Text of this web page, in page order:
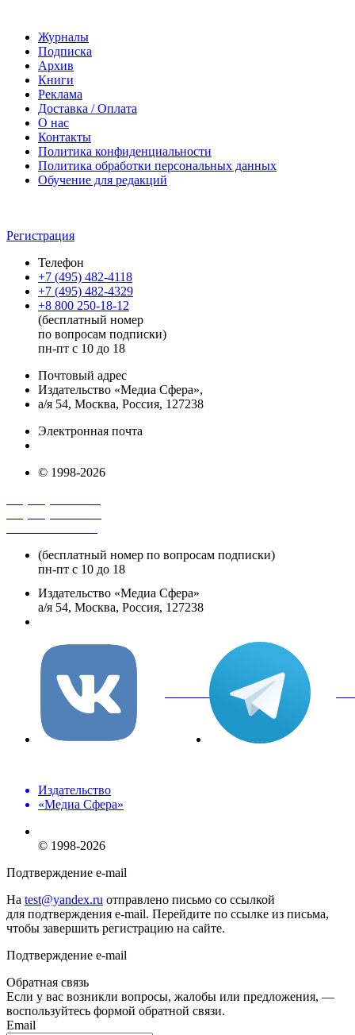
Журналы
Подписка
Архив
Книги
Реклама
Доставка / Оплата
О нас
Контакты
Политика конфиденциальности
Политика обработки персональных данных
Обучение для редакций
Регистрация
Телефон
+7 (495) 482-4118
+7 (495) 482-4329
+8 800 250-18-12
(бесплатный номер
по вопросам подписки)
пн-пт с 10 до 18
Почтовый адрес
Издательство «Медиа Сфера»,
а/я 54, Москва, Россия, 127238
Электронная почта
© 1998-2026
(бесплатный номер по вопросам подписки)
пн-пт с 10 до 18
Издательство «Медиа Сфера»
а/я 54, Москва, Россия, 127238
вКонтакте
Издательство
«Медиа Сфера»
© 1998-2026
Подтверждение e-mail
На test@yandex.ru отправлено письмо со ссылкой
для подтверждения e-mail. Перейдите по ссылке из письма,
чтобы завершить регистрацию на сайте.
Подтверждение e-mail
Обратная связь
Если у вас возникли вопросы, жалобы или предложения, —
воспользуйтесь формой обратной связи.
Email